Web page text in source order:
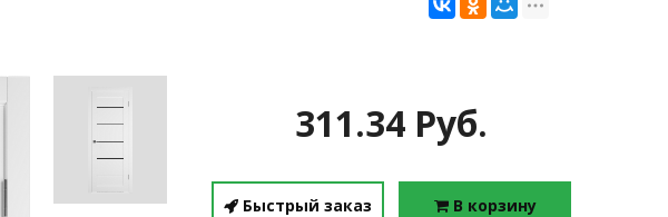
311.34 Руб.
Быстрый заказ В корзину